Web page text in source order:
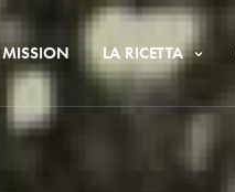
MISSION LA RICETTA